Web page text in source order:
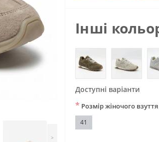
>
Інші
Доступні варіанти
* Розмір жіночого взуття
41